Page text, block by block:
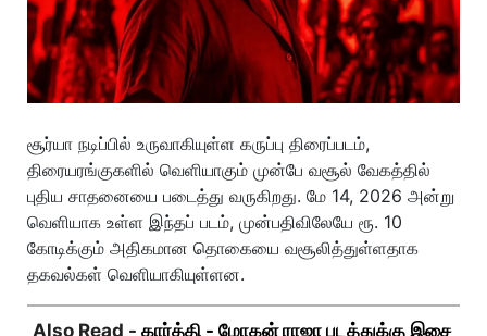
சூர்யா நடிப்பில் உருவாகியுள்ள கருப்பு திரைப்படம்,
திரையரங்குகளில் வெளியாகும் முன்பே வசூல் வேகத்தில்
புதிய சாதனையை படைத்து வருகிறது. மே 14, 2026 அன்று
வெளியாக உள்ள இந்தப் படம், முன்பதிவிலேயே ரூ. 10
கோடிக்கும் அதிகமான தொகையை வசூலித்துள்ளதாக
தகவல்கள் வெளியாகியுள்ளன.
Also Read - கார்த்தி - மோகன் ராஜா படத்துக்கு இசை